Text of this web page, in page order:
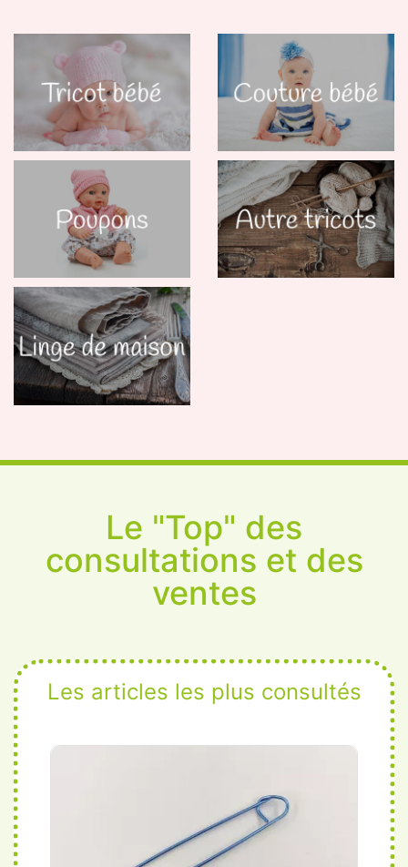
Le "Top" des
consultations et des
ventes
Les articles les plus consultés